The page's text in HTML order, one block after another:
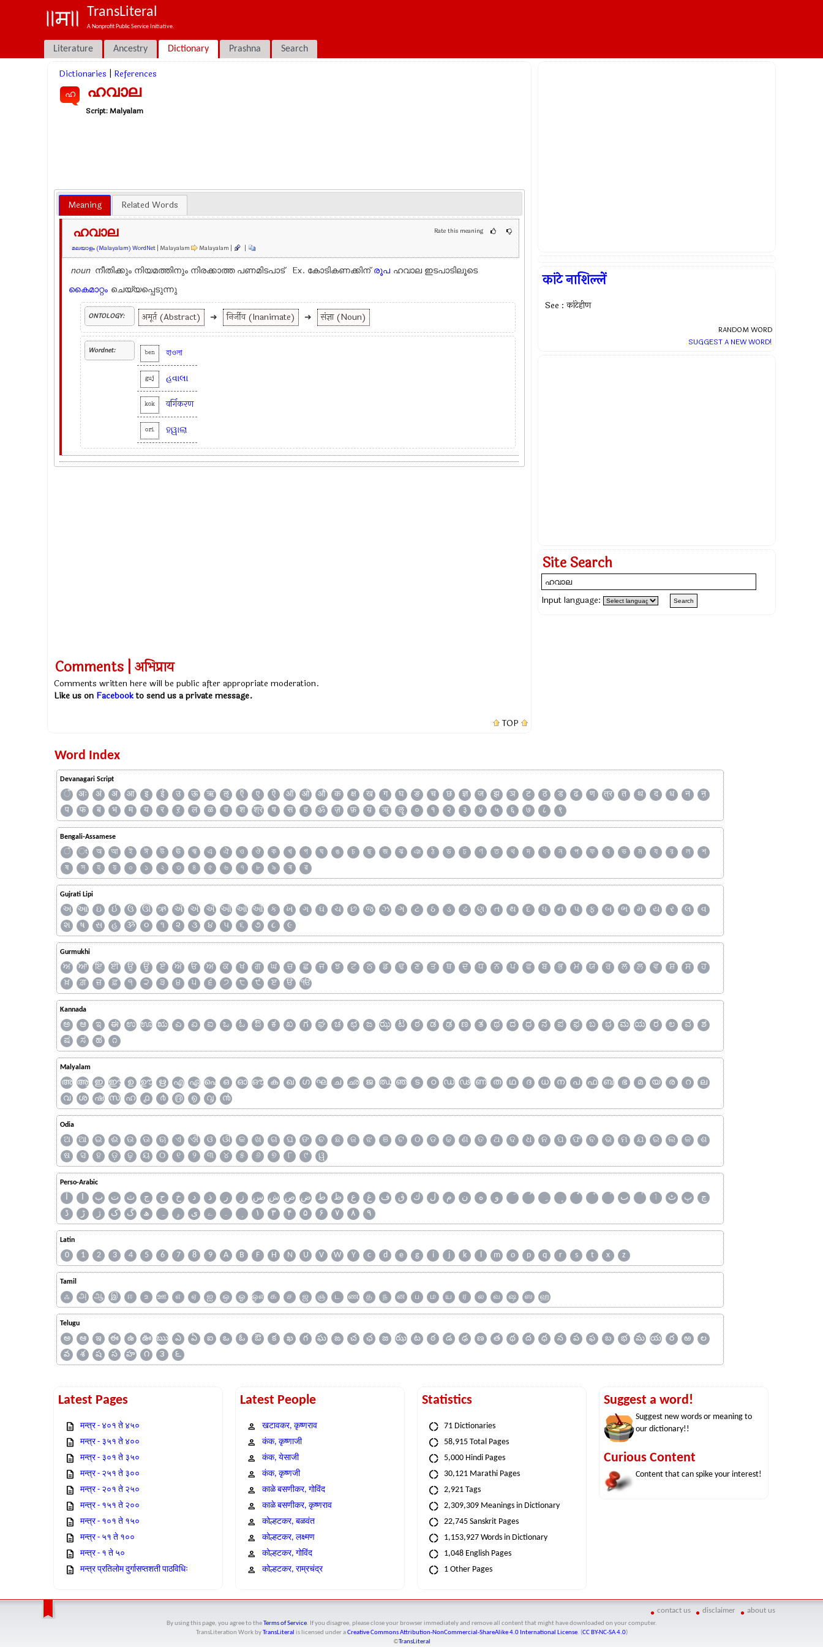
TransLiteral
A Nonprofit Public Service Initiative.
Literature Ancestry Dictionary Prashna Search
Dictionaries References
ഹ ഹവാല
Script:Malyalam
Meaning Related Words
Rate this meaning
ഹവാല
മലയാളം (Malayalam) WordNet| Malayalam Malayalam | |
noun നീതിക്കും നിയമത്തിനും നിരക്കാത്ത പണമിടപാട് Ex. കോടികണക്കിന്രൂപ ഹവാല ഇടപാടിലൂടെ
കൈമാറ്റം ചെയ്യപ്പെടുന്നു
ONTOLOGY: अमूर्त (Abstract) ➜ निर्जीव (Inanimate) ➜ संज्ञा (Noun)
Wordnet: ben হাওলা
guj હવાલા
kok वर्गिकरण
ori ହୱାଲା
Comments | अभिप्राय
Comments written here will be public after appropriate moderation.
Like us on Facebookto send us a private message.
TOP
कांटे नाशिल्लें
See : कांटेहीण
RANDOM WORD
SUGGEST A NEW WORD!
Site Search
Input language:
Word Index
Devanagari Script
ँ अः अं अ आ इ ई उ ऊ ऋ ऌ ऍ ए ऐ ऑ ओ औ क क्ष ख ग घ ङ च छ ज्ञ ज झ ञ ट ठ ड ढ ण त्र त थ द ध न
ऩ
प
फ ब भ म य र ऱ ल ळ व श श्र ष स ह ॐ ज़ फ़ य़ ॠ ॡ ० १ २ ३ ४ ५ ६ ७ ८ ९
Bengali-Assamese
ঁ ং অ আ ই ঈ উ ঊ ঋ এ ঐ ও ঔ ক খ গ ঘ ঙ চ ছ জ ঝ ঞ ঠ ড ঢ ণ ত থ দ ধ ন প ফ ব ভ ম য র ল
শ
ষ
স হ য় ০ ১ ২ ৩ ৪ ৫ ৬ ৭ ৮ ৯ ৰ ৱ
Gujrati Lipi
અ આ ઇ ઈ ઉ ઊ ઋ ઍ એ ઐ ઑ ઓ ઔ ક ખ ગ ઘ ચ છ જ ઝ ઞ ટ ઠ ડ ઢ ણ ત થ દ ધ ન પ ફ બ ભ મ ય ર લ
વ
શ
ષ સ હ ૐ ૦ ૧ ૨ ૩ ૪ ૫ ૬ ૭ ૮ ૯
Gurmukhi
ਅ ਆ ਇ ਈ ਉ ਊ ਏ ਐ ਓ ਔ ਕ ਖ ਗ ਘ ਚ ਛ ਜ ਝ ਟ ਠ ਡ ਢ ਣ ਤ ਥ ਦ ਧ ਨ ਪ ਫ ਬ ਭ ਮ ਯ ਰ ਲ ਲ਼ ਵ ਸ਼ ਸ
ਹ
ਖ਼
ਗ਼ ਜ਼ ਫ਼ ੧ ੨ ੩ ੪ ੫ ੬ ੭ ੮ ੯ ੲ ੳ ੴ
Kannada
ಅ ಆ ಇ ಈ ಉ ಊ ಋ ಎ ಏ ಐ ಒ ಓ ಔ ಕ ಖ ಗ ಘ ಚ ಛ ಜ ಝ ಟ ಠ ಡ ಢ ಣ ತ ಥ ದ ಧ ನ ಪ ಫ ಬ ಭ ಮ ಯ ರ ಲ ವ
ಶ
ಷ
ಸ ಹ ೧
Malyalam
അ ആ ഇ ഈ ഉ ഊ ഋ എ ഏ ഐ ഒ ഓ ഔ ക ഖ ഗ ഘ ച ഛ ജ ഝ ഞ ട ഠ ഡ ഢ ണ ത ഥ ദ ധ ന പ ഫ ബ ഭ മ യ ര റ
ല
വ
ശ ഷ സ ഹ ൧ ൪ ൫ ൭ ൮ ൯
Odia
ଅ ଆ ଇ ଈ ଉ ଊ ଋ ଏ ଐ ଓ ଔ କ ଖ ଗ ଘ ଙ ଚ ଛ ଜ ଝ ଞ ଟ ଠ ଡ ଢ ଣ ତ ଥ ଦ ଧ ନ ପ ଫ ବ ଭ ମ ଯ ର ଲ ଳ
ଶ
ଷ
ସ ହ ଡ଼ ଢ଼ ୟ ୦ ୧ ୨ ୩ ୪ ୫ ୬ ୭ ୮ ୯ ୱ
Perso-Arabic
آ ا ب ت ث ج ح خ د ذ ر ز س ش ص ض ط ظ ع غ ف ق ك ل م ن ه و ٮ ٲ ٹ پ
چ
ڈ
ڑ ژ ک گ ھ ہ ۄ ی ے ۔ ۱ ۳ ۴ ۵ ۶ ۷ ۸ ۹
Latin
0 1 2 3 4 5 6 7 8 9 A B F H N U V W Y c d e g i j k l m o p q r s t x z
Tamil
ஃ அ ஆ இ ஈ உ ஊ எ ஏ ஐ ஒ ஓ ஔ க ச ஜ ஞ ட ண த ந ன ப ம ய ர ல வ ஷ ஸ ஹ
Telugu
అ ఆ ఇ ఈ ఉ ఊ ఋ ఎ ఏ ఐ ఒ ఓ ఔ క ఖ గ ఘ ఙ చ ఛ జ ఝ ట ఠ డ ఢ ణ త థ ద ధ న ప ఫ బ భ మ య ర ఱ
ల
వ
శ ష స హ ౧ ౩ ౬
Latest Pages
मन्त्र - ४०१ ते ४५०
मन्त्र - ३५१ ते ४००
मन्त्र - ३०१ ते ३५०
मन्त्र - २५१ ते ३००
मन्त्र - २०१ ते २५०
मन्त्र - १५१ ते २००
मन्त्र - १०१ ते १५०
मन्त्र - ५१ ते १००
मन्त्र - १ ते ५०
मन्त्र प्रतिलोम दुर्गासप्तशती पाठविधिः
Latest People
खटावकर, कृष्णराव
कंक, कृष्णाजी
कंक, येसाजी
कंक, कृष्णजी
काळे बसणीकर, गोविंद
काळे बसणीकर, कृष्णराव
कोल्हटकर, बळवंत
कोल्हटकर, लक्ष्मण
कोल्हटकर, गोविंद
कोल्हटकर, राम्रचंद्र
Statistics
71 Dictionaries
58,915 Total Pages
5,000 Hindi Pages
30,121 Marathi Pages
2,921 Tags
2,309,309 Meanings in Dictionary
22,745 Sanskrit Pages
1,153,927 Words in Dictionary
1,048 English Pages
1 Other Pages
Suggest a word!
Suggest new words or meaning to
our dictionary!!
Curious Content
Content that can spike your interest!
contact us disclaimer about us
By using this page, you agree to the Terms of Service. If you disagree, please close your browser immediately and remove all content that might have downloaded on your computer.
TransLiteration Workby TransLiteral is licensed under aCreative Commons Attribution-NonCommercial-ShareAlike 4.0 International License. (CC BY-NC-SA 4.0)
©TransLiteral